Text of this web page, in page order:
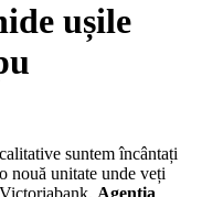
ușile
suntem încântați
nouă unitate unde veți
Agenția